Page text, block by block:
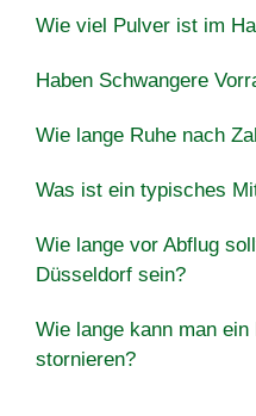
Wie viel Pulver ist im
Haben Schwangere
Wie lange Ruhe nach
Was ist ein typisches
Wie lange vor Abflug
Düsseldorf sein?
Wie lange kann man
stornieren?